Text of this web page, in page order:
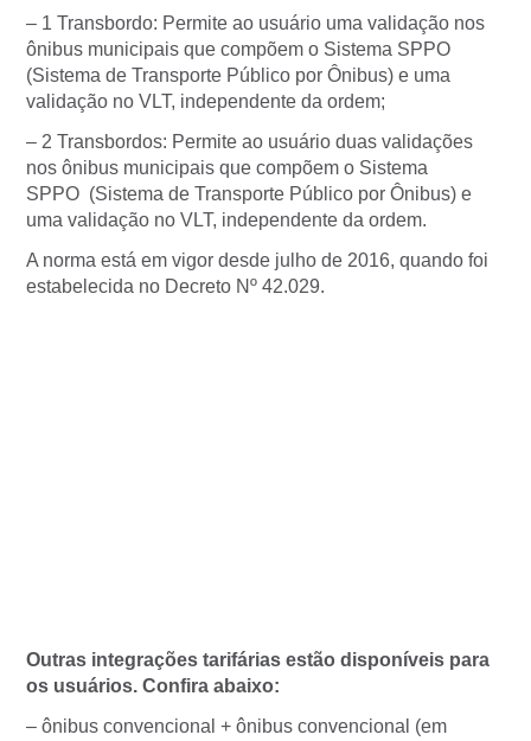
– 1 Transbordo: Permite ao usuário uma validação nos
ônibus municipais que compõem o Sistema SPPO
(Sistema de Transporte Público por Ônibus) e uma
validação no VLT, independente da ordem;
– 2 Transbordos: Permite ao usuário duas validações
nos ônibus municipais que compõem o Sistema
SPPO (Sistema de Transporte Público por Ônibus) e
uma validação no VLT, independente da ordem.
A norma está em vigor desde julho de 2016, quando foi
estabelecida no Decreto Nº 42.029.
Outras integrações tarifárias estão disponíveis para
os usuários. Confira abaixo:
– ônibus convencional + ônibus convencional (em